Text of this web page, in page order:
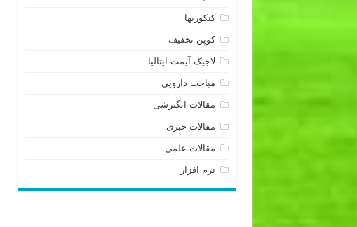
کنکوریها
کوپن تخفیف
لاجیک آیمت ایتالیا
مباحث دارویی
مقالات انگیزشی
مقالات خبری
مقالات علمی
نرم افزار